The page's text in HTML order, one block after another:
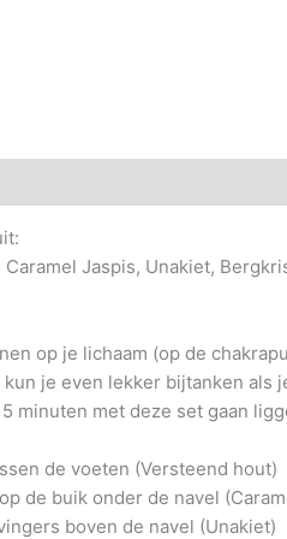
Jaspis, Unakiet,
op je lichaam (op de
kun je even lekker bijtanken
minuten met deze set gaan
de voeten (Versteend hout)
de buik onder de navel
boven de navel (Unakiet)